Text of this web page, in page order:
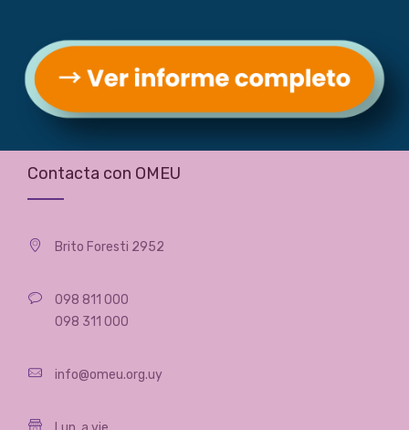
Archivos
Contacta con OMEU
Brito Foresti 2952
098 811 000
098 311 000
info@omeu.org.uy